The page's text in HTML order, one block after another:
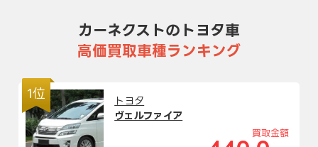
カーネクストのトヨタ車
高価買取車種ランキング
1位
トヨタ
ヴェルファイア
買取金額